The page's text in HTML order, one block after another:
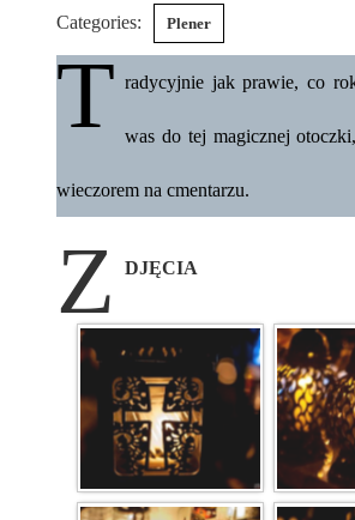
Categories: Plener
T radycyjnie jak prawie, co
was do tej magicznej
wieczorem na cmentarzu.
Z DJĘCIA